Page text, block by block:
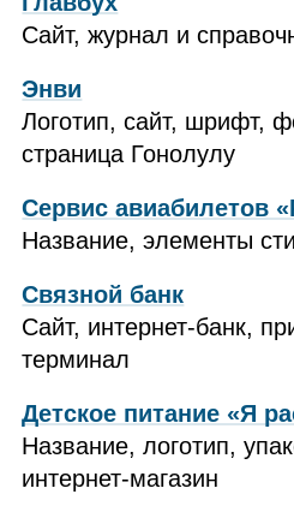
Сайт, журнал и
Энви
Логотип, сайт, шрифт,
страница Гонолулу
Сервис авиабилетов
Название, элементы
Связной банк
Сайт, интернет‑банк,
терминал
Детское питание «Я
Название, логотип,
интернет‑магазин